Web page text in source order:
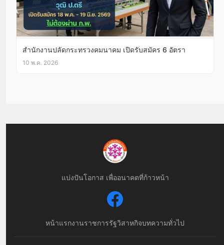
สำนักงานปลัดกระทรวงคมนาคม เปิดรับสมัคร 6 อัตรา
10 พ.ค. 2026
แบ่งปันโอกาส เพื่ออนาคตที่ก้าวหน้า
หน้าแรกงานราชการรัฐวิสาหกิจบทความทั่วไป